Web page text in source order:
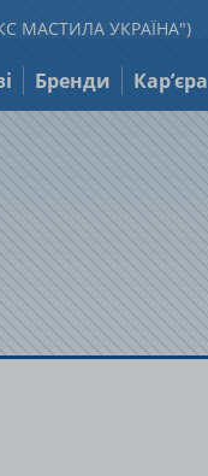
МАСТИЛА УКРАЇНА")
Бренди Кар’єра